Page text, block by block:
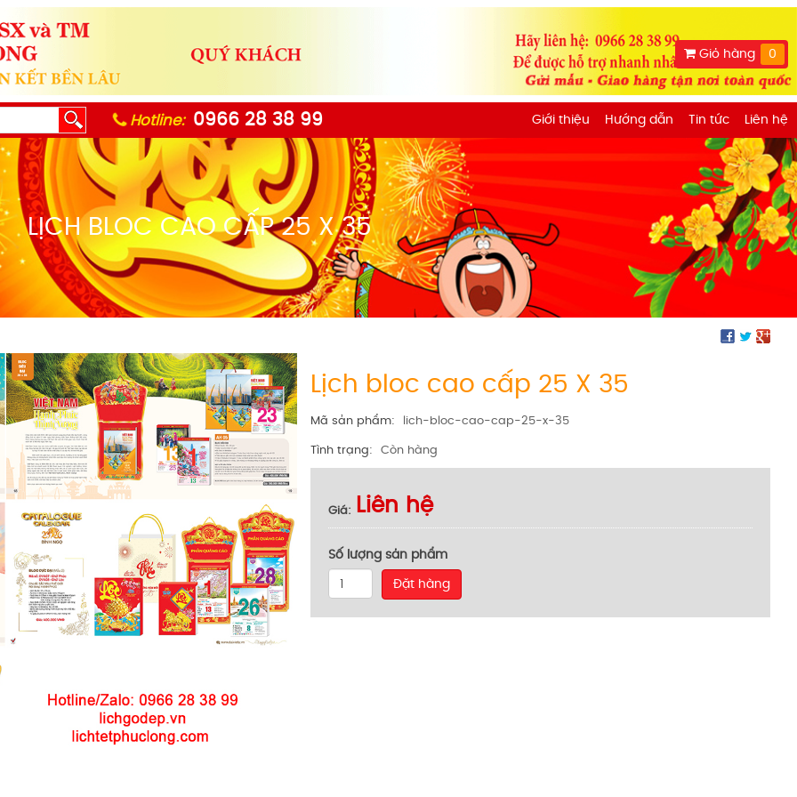
Giỏ hàng 0
Hotline: 0966 28 38 99 Giới thiệu Hướng dẫn Tin tức Liên hệ
LỊCH BLOC CAO CẤP 25 X 35
Lịch bloc cao cấp 25 X 35
Mã sản phẩm
lich-bloc-cao-cap-25-x-35
Tình trạng
Còn hàng
Giá Liên hệ
Số lượng sản phẩm
Đặt hàng